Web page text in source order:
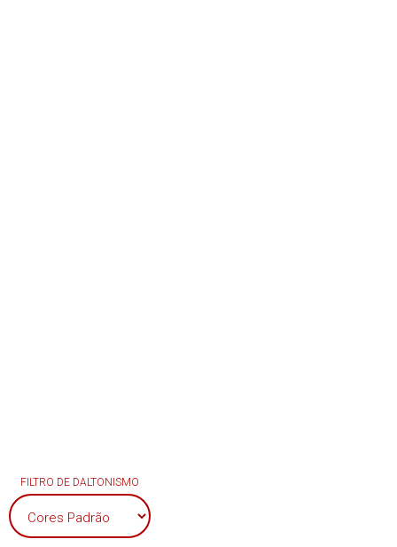
FILTRO DE DALTONISMO